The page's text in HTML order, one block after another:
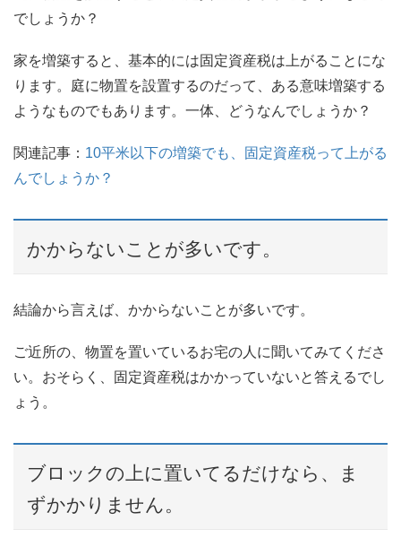
でしょうか？
家を増築すると、基本的には固定資産税は上がることにな
ります。庭に物置を設置するのだって、ある意味増築する
ようなものでもあります。一体、どうなんでしょうか？
関連記事： 10平米以下の増築でも、固定資産税って上がる
んでしょうか？
かからないことが多いです。
結論から言えば、かからないことが多いです。
ご近所の、物置を置いているお宅の人に聞いてみてくださ
い。おそらく、固定資産税はかかっていないと答えるでし
ょう。
ブロックの上に置いてるだけなら、ま
ずかかりません。